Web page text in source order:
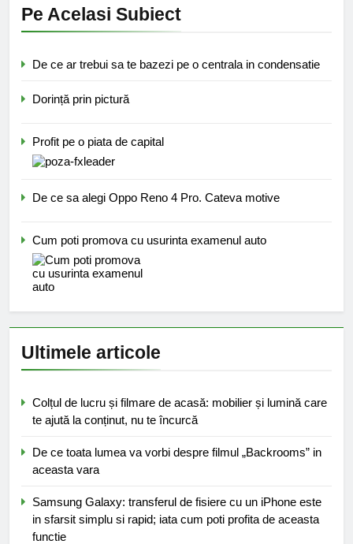
Pe Acelasi Subiect
De ce ar trebui sa te bazezi pe o centrala in condensatie
Dorință prin pictură
Profit pe o piata de capital
De ce sa alegi Oppo Reno 4 Pro. Cateva motive
Cum poti promova cu usurinta examenul auto
Ultimele articole
Colțul de lucru și filmare de acasă: mobilier și lumină care
te ajută la conținut, nu te încurcă
De ce toata lumea va vorbi despre filmul „Backrooms” in
aceasta vara
Samsung Galaxy: transferul de fisiere cu un iPhone este
in sfarsit simplu si rapid; iata cum poti profita de aceasta
functie